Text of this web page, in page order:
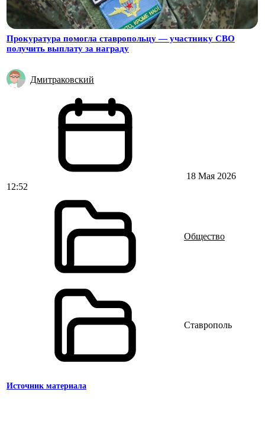
Прокуратура помогла ставропольцу — участнику СВО
получить выплату за награду
Дмитраковский
18 Мая 2026
12:52
Общество
Ставрополь
Источник материала